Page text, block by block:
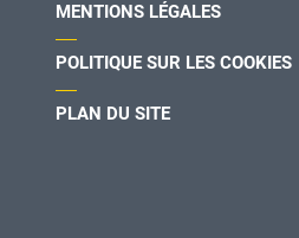
MENTIONS LÉGALES
POLITIQUE SUR LES COOKIES
PLAN DU SITE